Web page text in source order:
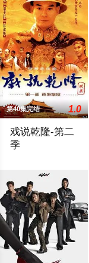
第40集完结 1.0
戏说乾隆-第二
季